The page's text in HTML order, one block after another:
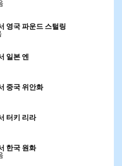
영국 파운드 스털링
일본 엔
중국 위안화
터키 리라
한국 원화